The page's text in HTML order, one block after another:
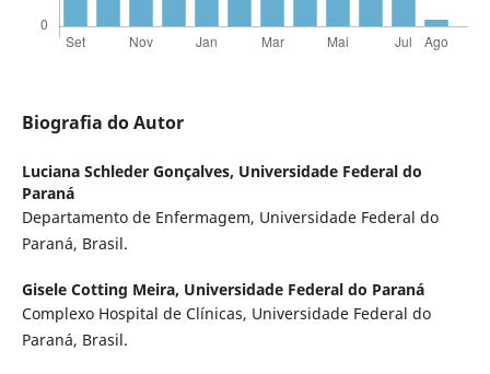
Biografia do Autor
Luciana Schleder Gonçalves, Universidade Federal do
Paraná
Departamento de Enfermagem, Universidade Federal do
Paraná, Brasil.
Gisele Cotting Meira, Universidade Federal do Paraná
Complexo Hospital de Clínicas, Universidade Federal do
Paraná, Brasil.